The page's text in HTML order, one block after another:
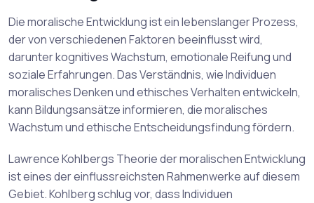
Die moralische Entwicklung ist ein lebenslanger Prozess,
der von verschiedenen Faktoren beeinflusst wird,
darunter kognitives Wachstum, emotionale Reifung und
soziale Erfahrungen. Das Verständnis, wie Individuen
moralisches Denken und ethisches Verhalten entwickeln,
kann Bildungsansätze informieren, die moralisches
Wachstum und ethische Entscheidungsfindung fördern.
Lawrence Kohlbergs Theorie der moralischen Entwicklung
ist eines der einflussreichsten Rahmenwerke auf diesem
Gebiet. Kohlberg schlug vor, dass Individuen